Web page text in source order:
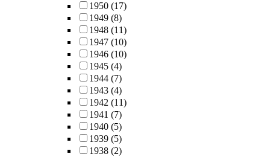
1950 (17)
1949 (8)
1948 (11)
1947 (10)
1946 (10)
1945 (4)
1944 (7)
1943 (4)
1942 (11)
1941 (7)
1940 (5)
1939 (5)
1938 (2)